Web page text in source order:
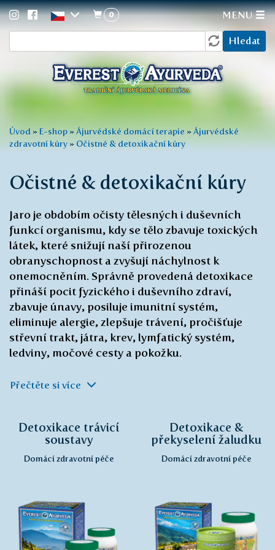
obsahu
Hledat
0 MENU
Jste
zde
Úvod » E-shop »Ájurvédské domácí terapie »Ájurvédské
zdravotní kúry » Očistné & detoxikační kúry
Očistné & detoxikační kúry
Jaro je obdobím očisty tělesných i duševních
funkcí organismu, kdy se tělo zbavuje toxických
látek, které snižují naší přirozenou
obranyschopnost a zvyšují náchylnost k
onemocněním. Správně provedená detoxikace
přináší pocit fyzického i duševního zdraví,
zbavuje únavy, posiluje imunitní systém,
eliminuje alergie, zlepšuje trávení, pročišťuje
střevní trakt, játra, krev, lymfatický systém,
ledviny, močové cesty a pokožku.
Přečtěte si více
Detoxikace trávicí
soustavy
Domácí zdravotní péče
Detoxikace &
překyselení žaludku
Domácí zdravotní péče